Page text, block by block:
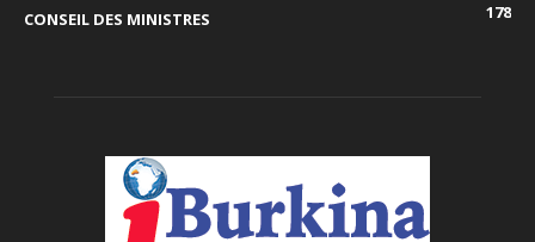
CONSEIL DES MINISTRES
178